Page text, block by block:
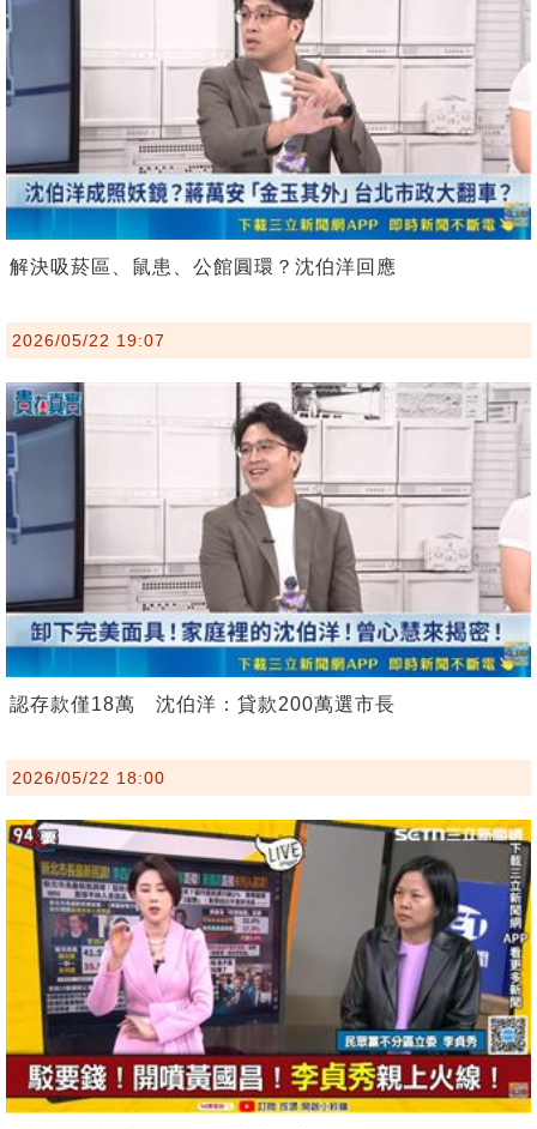
解決吸菸區、鼠患、公館圓環？沈伯洋回應
2026/05/22 19:07
認存款僅18萬 沈伯洋：貸款200萬選市長
2026/05/22 18:00